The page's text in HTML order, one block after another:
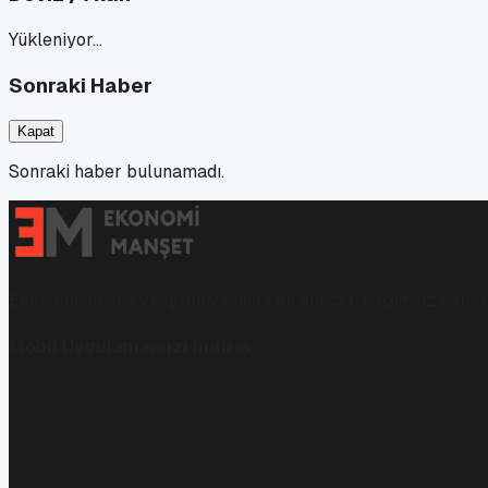
Yükleniyor…
Sonraki Haber
Kapat
Sonraki haber bulunamadı.